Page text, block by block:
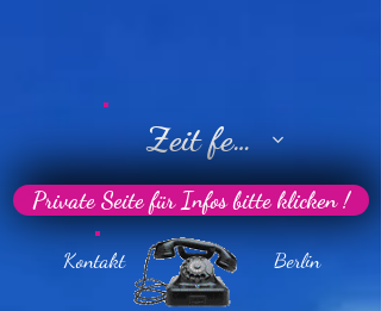
Zeit festlegen
Private Seite für Infos bitte klicken !
Kontakt Berlin